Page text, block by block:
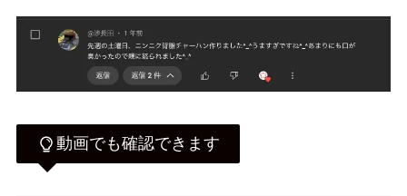
動画でも確認できます